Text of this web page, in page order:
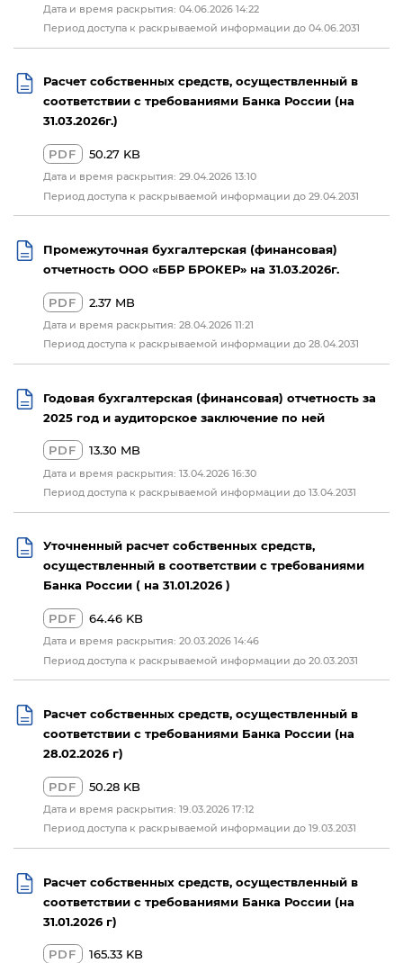
Дата и время раскрытия: 04.06.2026 14:22
Период доступа к раскрываемой информации до 04.06.2031
Расчет собственных средств, осуществленный в
соответствии с требованиями Банка России (на
31.03.2026г.)
PDF 50.27 KB
Дата и время раскрытия: 29.04.2026 13:10
Период доступа к раскрываемой информации до 29.04.2031
Промежуточная бухгалтерская (финансовая)
отчетность ООО «ББР БРОКЕР» на 31.03.2026г.
PDF 2.37 MB
Дата и время раскрытия: 28.04.2026 11:21
Период доступа к раскрываемой информации до 28.04.2031
Годовая бухгалтерская (финансовая) отчетность за
2025 год и аудиторское заключение по ней
PDF 13.30 MB
Дата и время раскрытия: 13.04.2026 16:30
Период доступа к раскрываемой информации до 13.04.2031
Уточненный расчет собственных средств,
осуществленный в соответствии с требованиями
Банка России ( на 31.01.2026 )
PDF 64.46 KB
Дата и время раскрытия: 20.03.2026 14:46
Период доступа к раскрываемой информации до 20.03.2031
Расчет собственных средств, осуществленный в
соответствии с требованиями Банка России (на
28.02.2026 г)
PDF 50.28 KB
Дата и время раскрытия: 19.03.2026 17:12
Период доступа к раскрываемой информации до 19.03.2031
Расчет собственных средств, осуществленный в
соответствии с требованиями Банка России (на
31.01.2026 г)
PDF 165.33 KB